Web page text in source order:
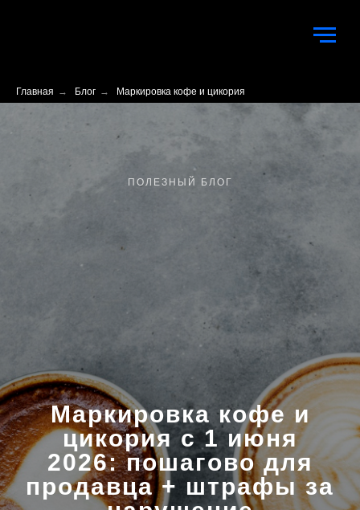
Главная → Блог → Маркировка кофе и цикория
Маркировка кофе и
цикория с 1 июня
2026: пошагово для
продавца + штрафы за
ПОЛЕЗНЫЙ БЛОГ